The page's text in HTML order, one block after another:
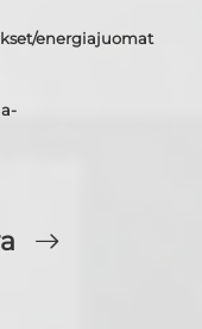
energiajuomat